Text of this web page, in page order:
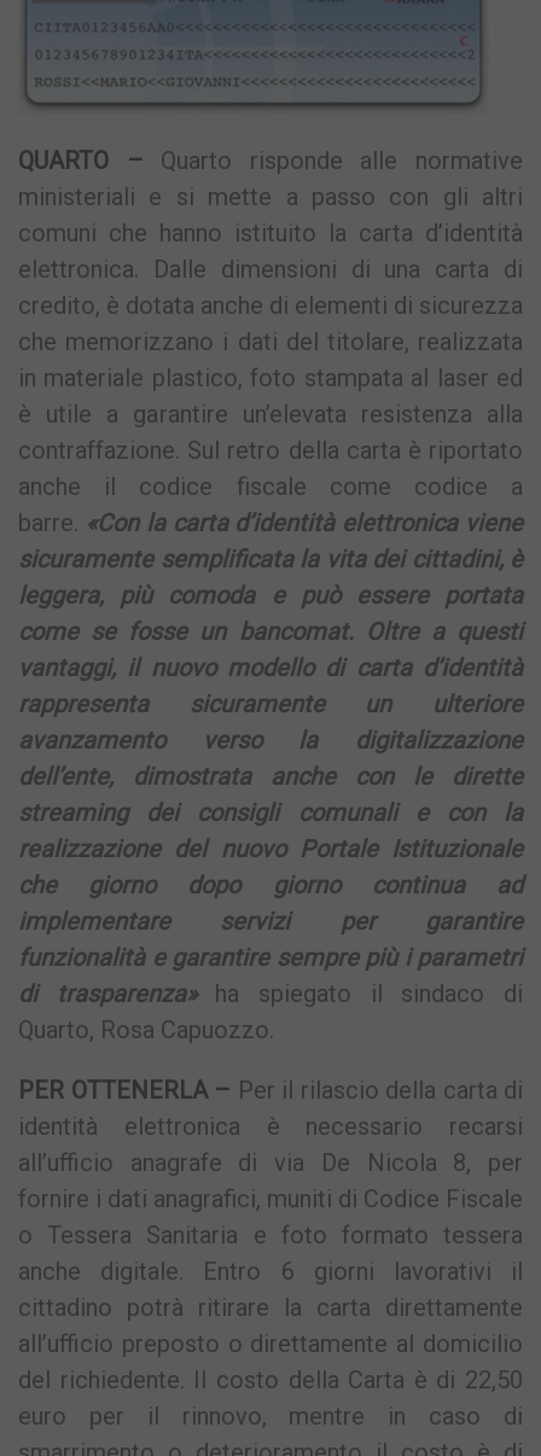
QUARTO – Quarto risponde alle normative
ministeriali e si mette a passo con gli altri
comuni che hanno istituito la carta d’identità
elettronica. Dalle dimensioni di una carta di
credito, è dotata anche di elementi di sicurezza
che memorizzano i dati del titolare, realizzata
in materiale plastico, foto stampata al laser ed
è utile a garantire un’elevata resistenza alla
contraffazione. Sul retro della carta è riportato
anche il codice fiscale come codice a
barre. «Con la carta d’identità elettronica viene
sicuramente semplificata la vita dei cittadini, è
leggera, più comoda e può essere portata
come se fosse un bancomat. Oltre a questi
vantaggi, il nuovo modello di carta d’identità
rappresenta sicuramente un ulteriore
avanzamento verso la digitalizzazione
dell’ente, dimostrata anche con le dirette
streaming dei consigli comunali e con la
realizzazione del nuovo Portale Istituzionale
che giorno dopo giorno continua ad
implementare servizi per garantire
funzionalità e garantire sempre più i parametri
di trasparenza» ha spiegato il sindaco di
Quarto, Rosa Capuozzo.
PER OTTENERLA – Per il rilascio della carta di
identità elettronica è necessario recarsi
all’ufficio anagrafe di via De Nicola 8, per
fornire i dati anagrafici, muniti di Codice Fiscale
o Tessera Sanitaria e foto formato tessera
anche digitale. Entro 6 giorni lavorativi il
cittadino potrà ritirare la carta direttamente
all’ufficio preposto o direttamente al domicilio
del richiedente. Il costo della Carta è di 22,50
euro per il rinnovo, mentre in caso di